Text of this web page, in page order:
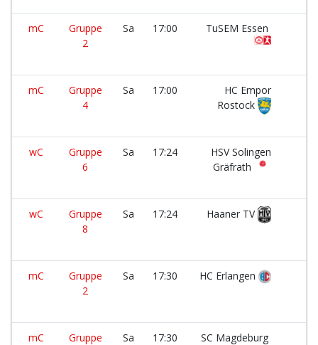
mC
Gruppe
2
Sa 17:00 TuSEM Essen
mC
Gruppe
4
Sa 17:00
HC Empor
Rostock
wC
Gruppe
6
Sa 17:24
HSV Solingen
Gräfrath
wC
Gruppe
8
Sa 17:24 Haaner TV
mC
Gruppe
2
Sa 17:30 HC Erlangen
mC
Gruppe
Sa 17:30 SC Magdeburg